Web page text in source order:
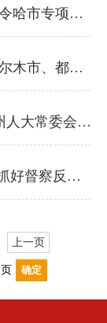
州人大常委会副主任斯琴夫深入德令哈市专项监督检查第三轮中央生态环境保护督察反馈意见整改情况
州人大常委会副主任焦胜章深入格尔木市、都兰县监督检查第三轮中央生态环境保护督导反馈问题整改情况
突出问题导向 强化监督问效 ——州人大常委会专项监督工作组赴大柴旦开展专项监督
提高认识 细化措施 强化监督 全力抓好督察反馈问题整改落实
上一页
页